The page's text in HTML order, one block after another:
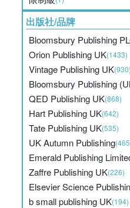
出版社/品牌
Bloomsbury Publishing
Orion Publishing UK(1433)
Vintage Publishing UK(930)
Bloomsbury Publishing
QED Publishing UK(868)
Hart Publishing UK(642)
Tate Publishing UK(535)
UK Autumn Publishing
Emerald Publishing
Zaffre Publishing UK(226)
Elsevier Science
b small publishing UK(194)